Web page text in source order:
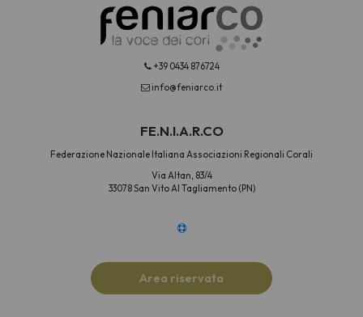
+39 0434 876724
info@feniarco.it
FE.N.I.A.R.CO
Federazione Nazionale Italiana Associazioni Regionali Corali
Via Altan, 83/4
33078 San Vito Al Tagliamento (PN)
Area riservata